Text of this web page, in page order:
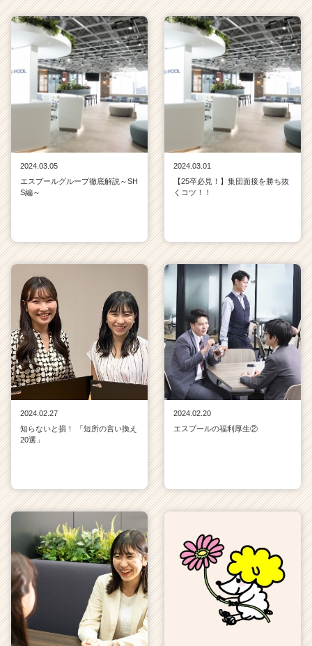
2024.03.05
エスプールグループ徹底解説～SH
S編～
2024.03.01
【25卒必見！】集団面接を勝ち抜
くコツ！！
2024.02.27
知らないと損！ 「短所の言い換え
20選」
2024.02.20
エスプールの福利厚生②